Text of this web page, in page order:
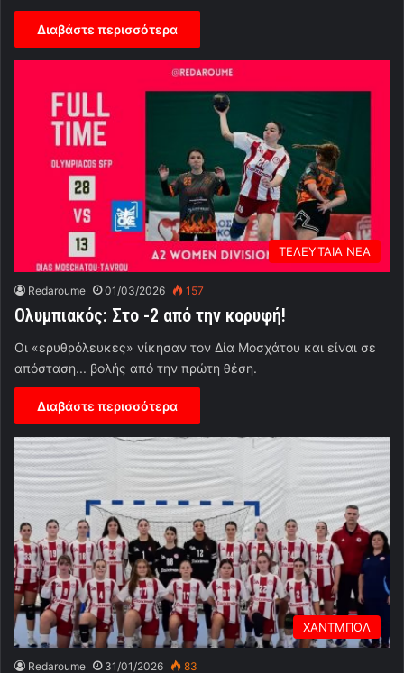
Διαβάστε περισσότερα
ΤΕΛΕΥΤΑΙΑ ΝΕΑ
Redaroume 01/03/2026 157
Ολυμπιακός: Στο -2 από την κορυφή!
Οι «ερυθρόλευκες» νίκησαν τον Δία Μοσχάτου και είναι σε
απόσταση... βολής από την πρώτη θέση.
Διαβάστε περισσότερα
ΧΑΝΤΜΠΟΛ
Redaroume 31/01/2026 83